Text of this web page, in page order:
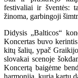
festivaliai ir šventės:
žinoma, garbingoji
Didysis „Balticos“
Koncertas buvo
kitų šalių, ypač
slovakai scenoje
Koncertą baigėme